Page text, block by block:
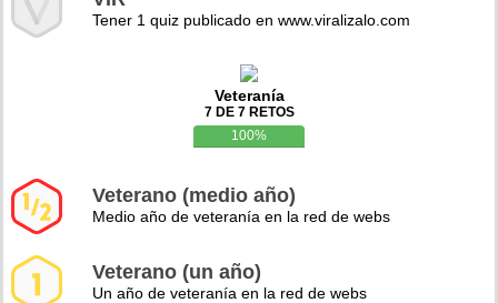
Tener 1 quiz publicado en www.viralizalo.com
Veteranía
7 DE 7 RETOS
100%
Veterano (medio año)
Medio año de veteranía en la red de webs
Veterano (un año)
Un año de veteranía en la red de webs